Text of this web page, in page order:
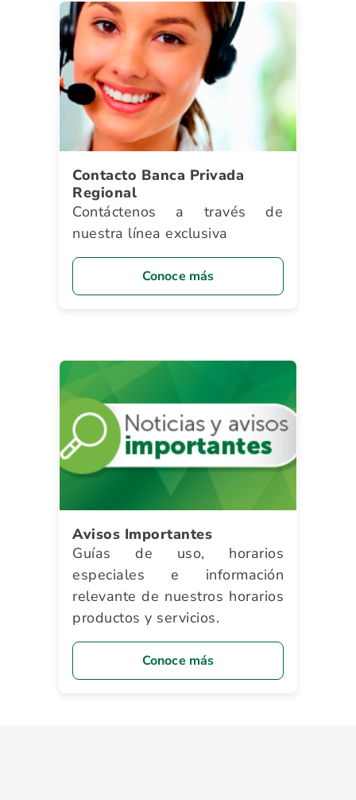
Contacto Banca Privada
Regional
Contáctenos a través de
nuestra línea exclusiva
Conoce más
Avisos Importantes
Guías de uso, horarios
especiales e información
relevante de nuestros horarios
productos y servicios.
Conoce más